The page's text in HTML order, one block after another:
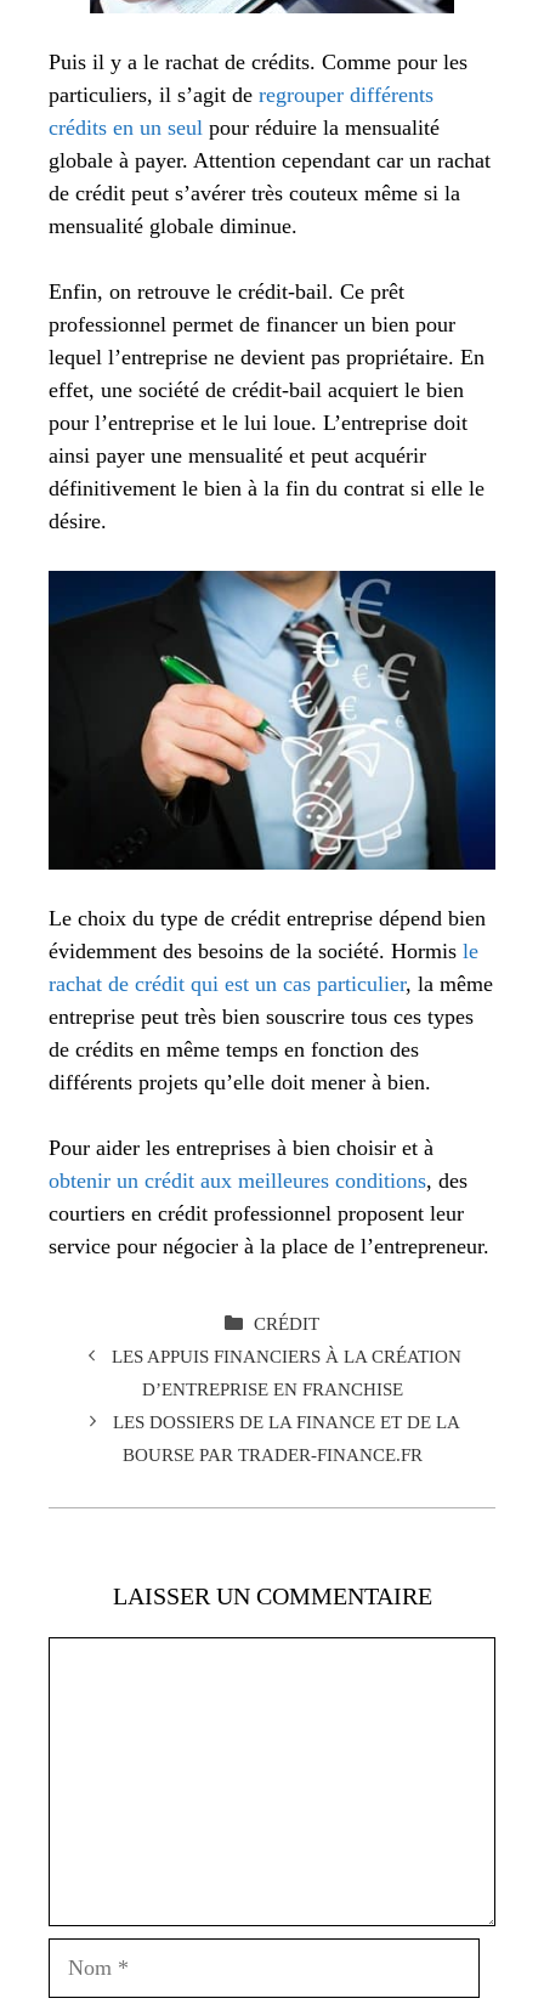
Puis il y a le rachat de crédits. Comme pour les
particuliers, il s’agit de regrouper différents
crédits en un seul pour réduire la mensualité
globale à payer. Attention cependant car un rachat
de crédit peut s’avérer très couteux même si la
mensualité globale diminue.
Enfin, on retrouve le crédit-bail. Ce prêt
professionnel permet de financer un bien pour
lequel l’entreprise ne devient pas propriétaire. En
effet, une société de crédit-bail acquiert le bien
pour l’entreprise et le lui loue. L’entreprise doit
ainsi payer une mensualité et peut acquérir
définitivement le bien à la fin du contrat si elle le
désire.
Le choix du type de crédit entreprise dépend bien
évidemment des besoins de la société. Hormis le
rachat de crédit qui est un cas particulier, la même
entreprise peut très bien souscrire tous ces types
de crédits en même temps en fonction des
différents projets qu’elle doit mener à bien.
Pour aider les entreprises à bien choisir et à
obtenir un crédit aux meilleures conditions, des
courtiers en crédit professionnel proposent leur
service pour négocier à la place de l’entrepreneur.
CATÉGORIES
CRÉDIT
LES APPUIS FINANCIERS À LA CRÉATION
D’ENTREPRISE EN FRANCHISE
LES DOSSIERS DE LA FINANCE ET DE LA
BOURSE PAR TRADER-FINANCE.FR
LAISSER UN COMMENTAIRE